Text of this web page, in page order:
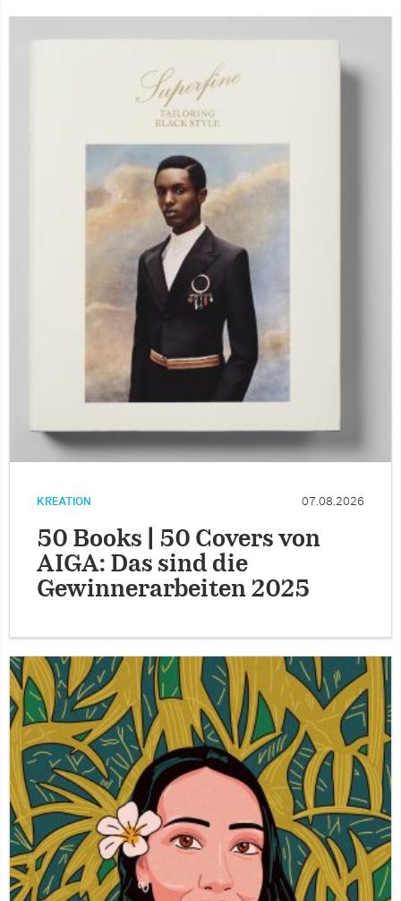
KREATION 07.08.2026
50 Books | 50 Covers von
AIGA: Das sind die
Gewinnerarbeiten 2025